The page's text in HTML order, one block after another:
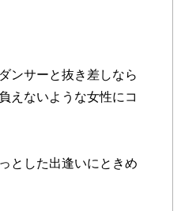
ンサーと抜き差しなら
えないような女性にコ
とした出逢いにときめ